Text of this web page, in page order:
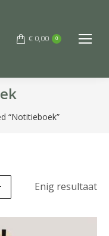
€ 0,00 0
“Notitieboek”
Enig resultaat